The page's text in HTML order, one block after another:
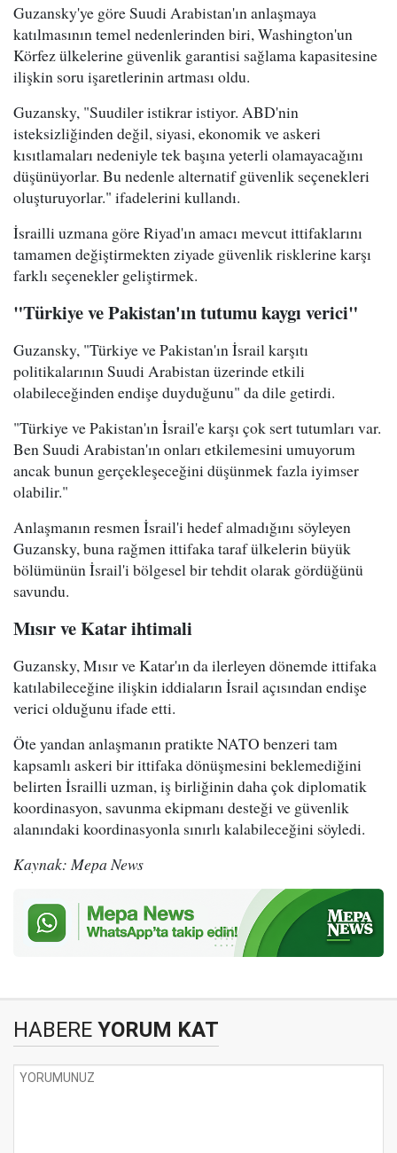
Guzansky'ye göre Suudi Arabistan'ın anlaşmaya
katılmasının temel nedenlerinden biri, Washington'un
Körfez ülkelerine güvenlik garantisi sağlama kapasitesine
ilişkin soru işaretlerinin artması oldu.
Guzansky, "Suudiler istikrar istiyor. ABD'nin
isteksizliğinden değil, siyasi, ekonomik ve askeri
kısıtlamaları nedeniyle tek başına yeterli olamayacağını
düşünüyorlar. Bu nedenle alternatif güvenlik seçenekleri
oluşturuyorlar." ifadelerini kullandı.
İsrailli uzmana göre Riyad'ın amacı mevcut ittifaklarını
tamamen değiştirmekten ziyade güvenlik risklerine karşı
farklı seçenekler geliştirmek.
"Türkiye ve Pakistan'ın tutumu kaygı verici"
Guzansky, "Türkiye ve Pakistan'ın İsrail karşıtı
politikalarının Suudi Arabistan üzerinde etkili
olabileceğinden endişe duyduğunu" da dile getirdi.
"Türkiye ve Pakistan'ın İsrail'e karşı çok sert tutumları var.
Ben Suudi Arabistan'ın onları etkilemesini umuyorum
ancak bunun gerçekleşeceğini düşünmek fazla iyimser
olabilir."
Anlaşmanın resmen İsrail'i hedef almadığını söyleyen
Guzansky, buna rağmen ittifaka taraf ülkelerin büyük
bölümünün İsrail'i bölgesel bir tehdit olarak gördüğünü
savundu.
Mısır ve Katar ihtimali
Guzansky, Mısır ve Katar'ın da ilerleyen dönemde ittifaka
katılabileceğine ilişkin iddiaların İsrail açısından endişe
verici olduğunu ifade etti.
Öte yandan anlaşmanın pratikte NATO benzeri tam
kapsamlı askeri bir ittifaka dönüşmesini beklemediğini
belirten İsrailli uzman, iş birliğinin daha çok diplomatik
koordinasyon, savunma ekipmanı desteği ve güvenlik
alanındaki koordinasyonla sınırlı kalabileceğini söyledi.
Kaynak: Mepa News
HABERE YORUM KAT